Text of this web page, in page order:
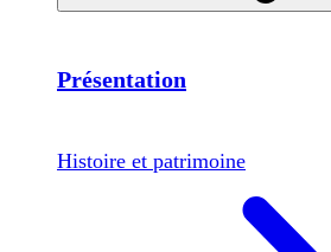
Présentation
Histoire et patrimoine